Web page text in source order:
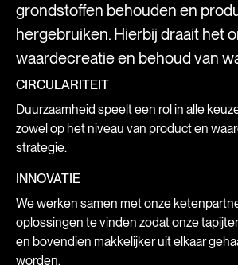
grondstoffen behouden en
hergebruiken. Hierbij draait het
waardecreatie en behoud van
CIRCULARITEIT
Duurzaamheid speelt een rol in alle
zowel op het niveau van product en
strategie.
INNOVATIE
We werken samen met onze
oplossingen te vinden zodat onze
en bovendien makkelijker uit elkaar
worden.